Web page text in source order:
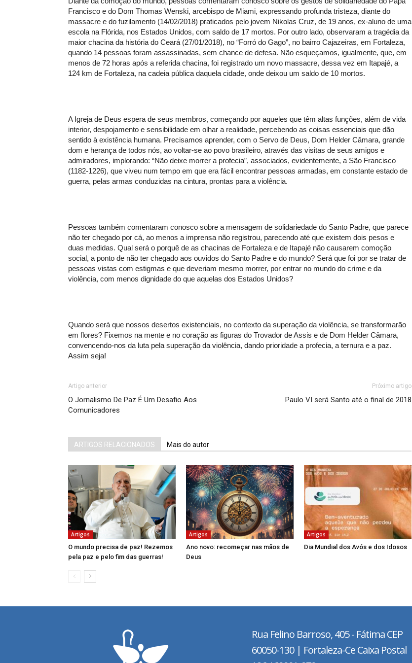
Francisco e do Dom Thomas Wenski, arcebispo de Miami, expressando profunda tristeza, diante do
massacre e do fuzilamento (14/02/2018) praticados pelo jovem Nikolas Cruz, de 19 anos, ex-aluno de uma
escola na Flórida, nos Estados Unidos, com saldo de 17 mortos. Por outro lado, observaram a tragédia da
maior chacina da história do Ceará (27/01/2018), no “Forró do Gago”, no bairro Cajazeiras, em Fortaleza,
quando 14 pessoas foram assassinadas, sem chance de defesa. Não esqueçamos, igualmente, que, em
menos de 72 horas após a referida chacina, foi registrado um novo massacre, dessa vez em Itapajé, a
124 km de Fortaleza, na cadeia pública daquela cidade, onde deixou um saldo de 10 mortos.
A Igreja de Deus espera de seus membros, começando por aqueles que têm altas funções, além de vida
interior, despojamento e sensibilidade em olhar a realidade, percebendo as coisas essenciais que dão
sentido à existência humana. Precisamos aprender, com o Servo de Deus, Dom Helder Câmara, grande
dom e herança de todos nós, ao voltar-se ao povo brasileiro, através das visitas de seus amigos e
admiradores, implorando: “Não deixe morrer a profecia”, associados, evidentemente, a São Francisco
(1182-1226), que viveu num tempo em que era fácil encontrar pessoas armadas, em constante estado de
guerra, pelas armas conduzidas na cintura, prontas para a violência.
Pessoas também comentaram conosco sobre a mensagem de solidariedade do Santo Padre, que parece
não ter chegado por cá, ao menos a imprensa não registrou, parecendo até que existem dois pesos e
duas medidas. Qual será o porquê de as chacinas de Fortaleza e de Itapajé não causarem comoção
social, a ponto de não ter chegado aos ouvidos do Santo Padre e do mundo? Será que foi por se tratar de
pessoas vistas com estigmas e que deveriam mesmo morrer, por entrar no mundo do crime e da
violência, com menos dignidade do que aquelas dos Estados Unidos?
Quando será que nossos desertos existenciais, no contexto da superação da violência, se transformarão
em flores? Fixemos na mente e no coração as figuras do Trovador de Assis e de Dom Helder Câmara,
convencendo-nos da luta pela superação da violência, dando prioridade a profecia, a ternura e a paz.
Assim seja!
Artigo anterior
O Jornalismo De Paz É Um Desafio Aos
Comunicadores
Próximo artigo
Paulo VI será Santo até o final de 2018
ARTIGOS RELACIONADOS Mais do autor
Artigos
O mundo precisa de paz! Rezemos
pela paz e pelo fim das guerras!
Artigos
Ano novo: recomeçar nas mãos de
Deus
Artigos
Dia Mundial dos Avós e dos Idosos
Rua Felino Barroso, 405 - FátimaCEP
60050-130 | Fortaleza-Ce Caixa Postal